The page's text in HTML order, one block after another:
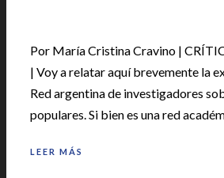
Por María Cristina Cravino |
| Voy a relatar aquí brevemente la
Red argentina de investigadores
populares. Si bien es una red
LEER MÁS